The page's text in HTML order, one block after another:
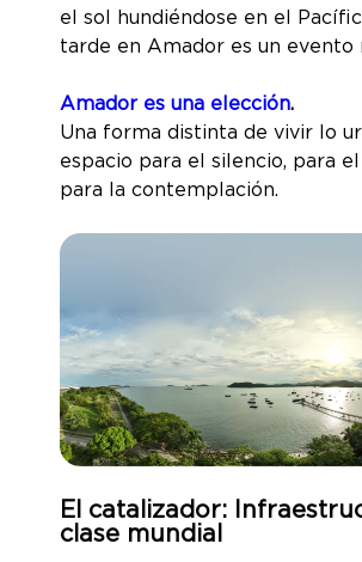
el sol hundiéndose en el
tarde en Amador es un evento
Amador es una elección.
Una forma distinta de vivir lo
espacio para el silencio, para
para la contemplación.
El catalizador:
clase mundial